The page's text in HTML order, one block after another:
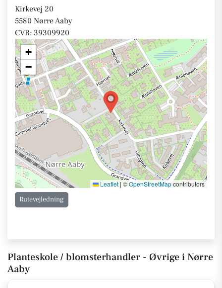
Kirkevej 20
5580 Nørre Aaby
CVR: 39309920
+
−
Leaflet | ©OpenStreetMapcontributors
Rutevejledning
Planteskole / blomsterhandler - Øvrige i Nørre
Aaby